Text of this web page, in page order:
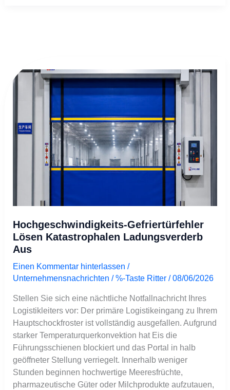
Hochgeschwindigkeits-Gefriertürfehler
Lösen Katastrophalen Ladungsverderb
Aus
Einen Kommentar hinterlassen /
Unternehmensnachrichten / %-Taste Ritter /08/06/2026
Stellen Sie sich eine nächtliche Notfallnachricht Ihres
Logistikleiters vor: Der primäre Logistikeingang zu Ihrem
Hauptschockfroster ist vollständig ausgefallen. Aufgrund
starker Temperaturquerkonvektion hat Eis die
Führungsschienen blockiert und das Portal in halb
geöffneter Stellung verriegelt. Innerhalb weniger
Stunden beginnen hochwertige Meeresfrüchte,
pharmazeutische Güter oder Milchprodukte aufzutauen,
Gefriertürfehler
lösen
katastrophalen
Ladungsverderb
aus